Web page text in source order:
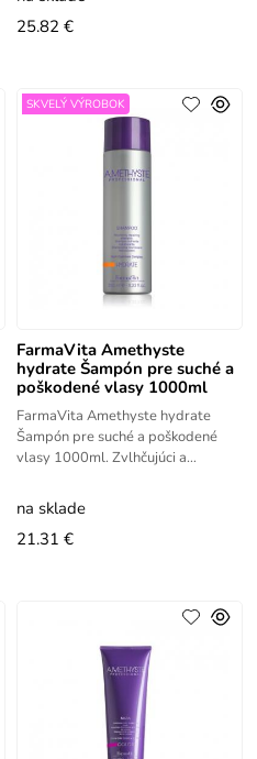
25.82 €
FarmaVita Amethyste
hydrate Šampón pre suché a
poškodené vlasy 1000ml
FarmaVita Amethyste hydrate
Šampón pre suché a poškodené
vlasy 1000ml. Zvlhčujúci a
poškodené vlasy obohatený
SKVELÝ VÝROBOK
na sklade
21.31 €